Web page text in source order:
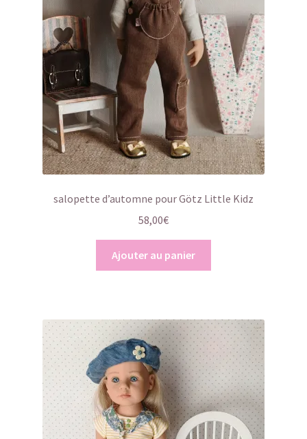
salopette d’automne pour Götz Little Kidz
58,00€
Ajouter au panier